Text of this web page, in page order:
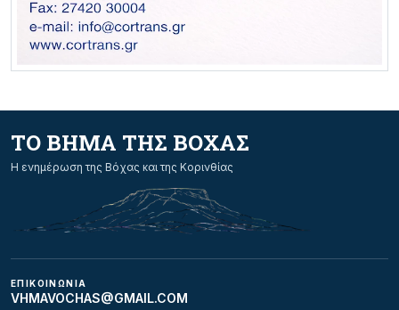
ΤΟ ΒΗΜΑ ΤΗΣ ΒΟΧΑΣ
Η ενημέρωση της Βόχας και της Κορινθίας
ΕΠΙΚΟΙΝΩΝΙΑ
VHMAVOCHAS@GMAIL.COM